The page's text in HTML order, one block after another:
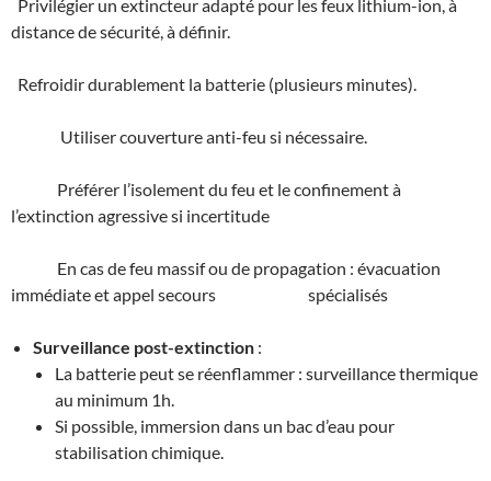
Privilégier un extincteur adapté pour les feux lithium-ion, à
distance de sécurité, à définir.
Refroidir durablement la batterie (plusieurs minutes).
Utiliser couverture anti-feu si nécessaire.
Préférer l’isolement du feu et le confinement à
l’extinction agressive si incertitude
En cas de feu massif ou de propagation : évacuation
immédiate et appel secours spécialisés
Surveillance post-extinction :
La batterie peut se réenflammer : surveillance thermique
au minimum 1h.
Si possible, immersion dans un bac d’eau pour
stabilisation chimique.